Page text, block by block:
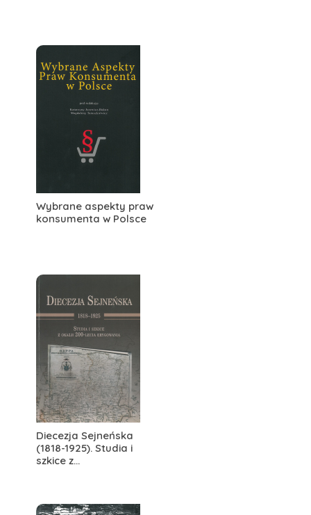
Wybrane aspekty praw
konsumenta w Polsce
Diecezja Sejneńska
(1818-1925). Studia i
szkice z...